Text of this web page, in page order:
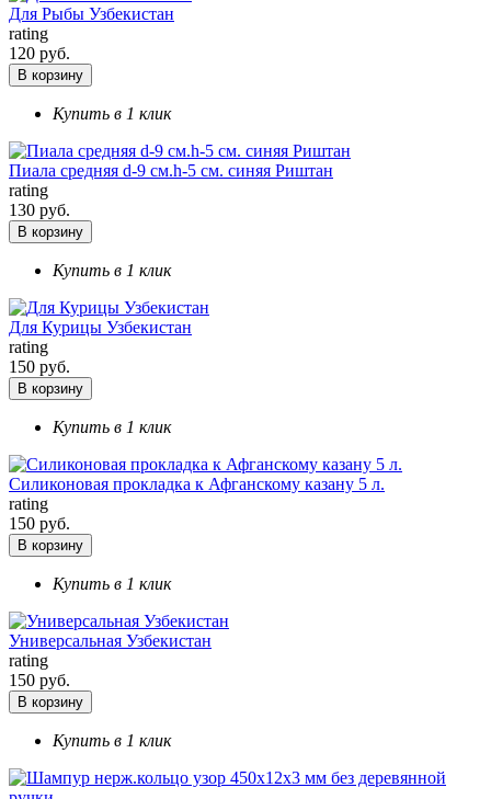
Для Рыбы Узбекистан
rating
120 руб.
В корзину
Купить в 1 клик
Пиала средняя d-9 см.h-5 см. синяя Риштан
rating
130 руб.
В корзину
Купить в 1 клик
Для Курицы Узбекистан
rating
150 руб.
В корзину
Купить в 1 клик
Силиконовая прокладка к Афганскому казану 5 л.
rating
150 руб.
В корзину
Купить в 1 клик
Универсальная Узбекистан
rating
150 руб.
В корзину
Купить в 1 клик